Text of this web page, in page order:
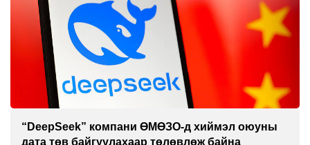
“DeepSeek” компани ӨМӨЗО-д хиймэл оюуны
дата төв байгуулахаар төлөвлөж байна